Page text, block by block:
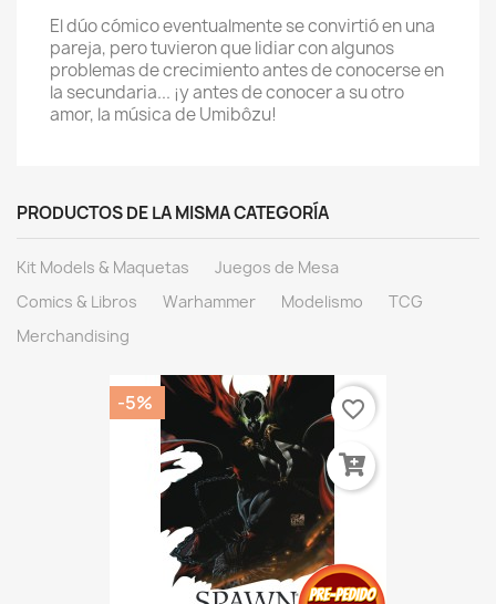
El dúo cómico eventualmente se convirtió en una
pareja, pero tuvieron que lidiar con algunos
problemas de crecimiento antes de conocerse en
la secundaria... ¡y antes de conocer a su otro
amor, la música de Umibôzu!
PRODUCTOS DE LA MISMA CATEGORÍA
Kit Models & Maquetas
Juegos de Mesa
Comics & Libros
Warhammer Modelismo
TCG
Merchandising
-5% favorite_border